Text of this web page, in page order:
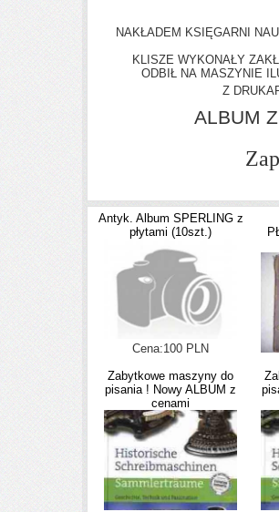
NAKŁADEM KSIĘGARNI
KLISZE WYKONAŁY
ODBIŁ NA MASZYNIE
Z
ALBUM
Antyk. Album SPERLING z
płytami (10szt.)
Cena:100 PLN
Zabytkowe maszyny do
pisania ! Nowy ALBUM z
cenami